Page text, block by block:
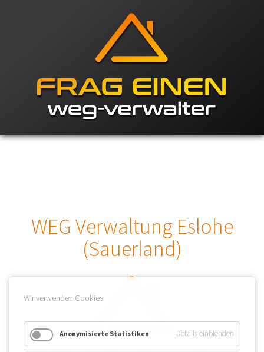
WEG Verwaltung Eslohe
(Sauerland)
Wir verwenden Cookies
Anonymisierte Statistiken Details einblenden